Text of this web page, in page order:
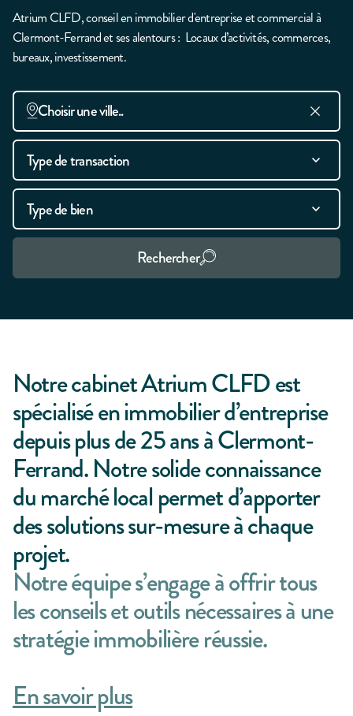
Atrium CLFD, conseil en immobilier d'entreprise et commercial à
Clermont-Ferrand et ses alentours : Locaux d’activités, commerces,
bureaux, investissement.
Rechercher
Notre cabinet Atrium CLFD est
spécialisé en immobilier d’entreprise
depuis plus de 25 ans à Clermont-
Ferrand. Notre solide connaissance
du marché local permet d’apporter
des solutions sur-mesure à chaque
projet.
Notre équipe s’engage à offrir tous
les conseils et outils nécessaires à une
stratégie immobilière réussie.
En savoir plus